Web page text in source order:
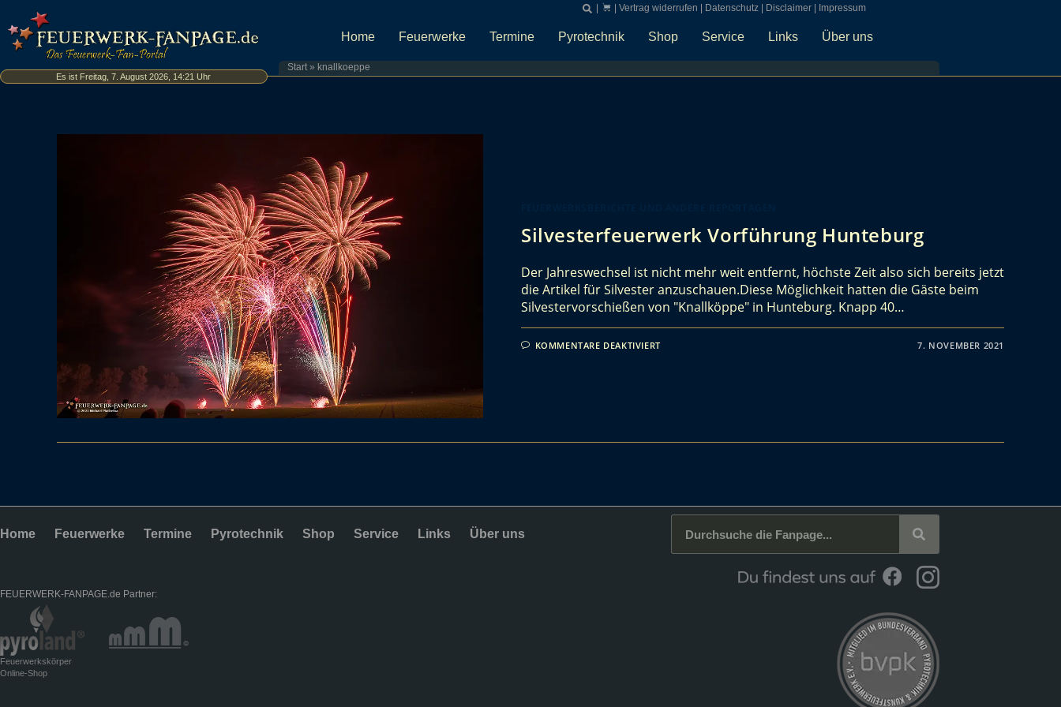
Es ist Freitag, 7. August 2026, 14:21 Uhr
Vertrag widerrufen Datenschutz| Disclaimer| Impressum
Home Feuerwerke Termine Pyrotechnik Shop Service Links Über uns
Start» knallkoeppe
Silvesterfeuerwerk Vorführung Hunteburg
Der Jahreswechsel ist nicht mehr weit entfernt, höchste Zeit also sich bereits jetzt
die Artikel für Silvester anzuschauen.Diese Möglichkeit hatten die Gäste beim
Silvestervorschießen von "Knallköppe" in Hunteburg. Knapp 40…
KOMMENTARE DEAKTIVIERT 7. NOVEMBER 2021
Home Feuerwerke Termine Pyrotechnik Shop Service Links Über uns
FEUERWERK-FANPAGE.de Partner:
Feuerwerkskörper
Online-Shop